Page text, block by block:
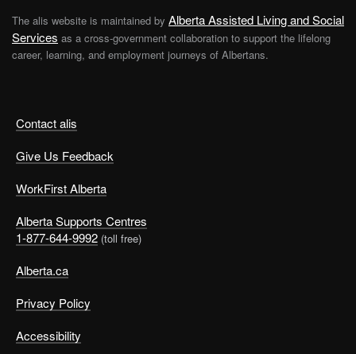
Contact alis
Give Us Feedback
WorkFirst Alberta
Alberta Supports Centres
1-877-644-9992 (toll free)
Alberta.ca
Privacy Policy
Accessibility
The alis website is maintained by Alberta Assisted Living and Social
Services as a cross-government collaboration to support the lifelong
career, learning, and employment journeys of Albertans.